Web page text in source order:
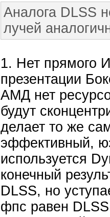
Аналога DLSS
лучей
1. Нет прямого
презентации
АМД нет
будут
делает то же
эффективный,
используется
конечный
DLSS, но
фпс равен